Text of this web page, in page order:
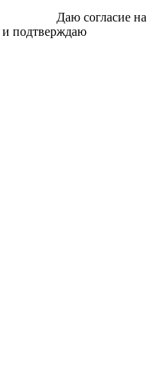
Даю согласие на
и подтверждаю